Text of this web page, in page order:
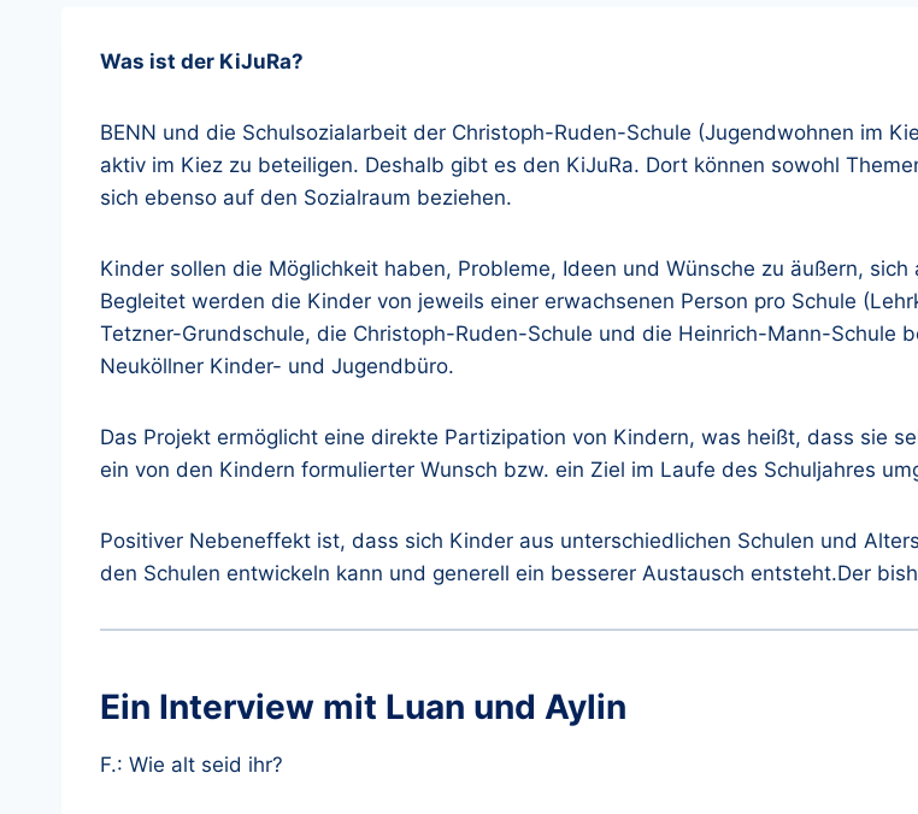
Was ist der KiJuRa?
BENN und die Schulsozialarbeit der Christoph-Ruden-Schule (Jugendwohnen im
aktiv im Kiez zu beteiligen. Deshalb gibt es den KiJuRa. Dort können sowohl
sich ebenso auf den Sozialraum beziehen.
Kinder sollen die Möglichkeit haben, Probleme, Ideen und Wünsche zu äußern,
Begleitet werden die Kinder von jeweils einer erwachsenen Person pro Schule
Tetzner-Grundschule, die Christoph-Ruden-Schule und die Heinrich-Mann-Schule
Neuköllner Kinder- und Jugendbüro.
Das Projekt ermöglicht eine direkte Partizipation von Kindern, was heißt, dass sie
ein von den Kindern formulierter Wunsch bzw. ein Ziel im Laufe des Schuljahres
Positiver Nebeneffekt ist, dass sich Kinder aus unterschiedlichen Schulen und
den Schulen entwickeln kann und generell ein besserer Austausch entsteht.Der
Ein Interview mit Luan und Aylin
F.: Wie alt seid ihr?